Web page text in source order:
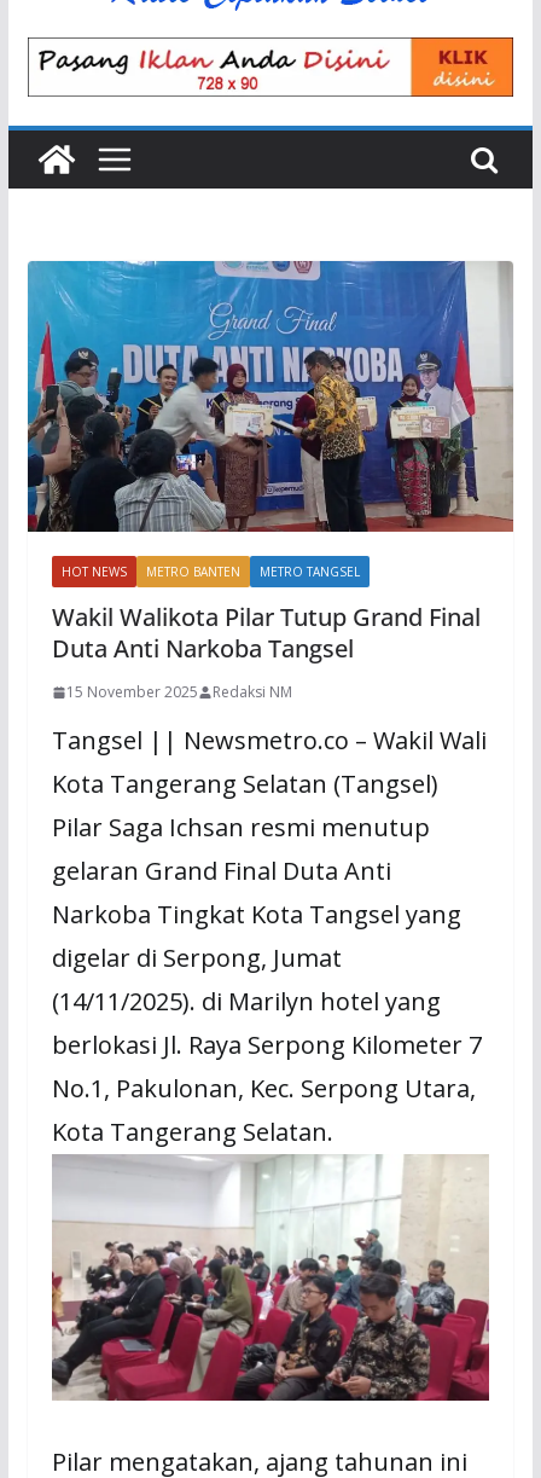
HOT NEWS METRO BANTEN METRO TANGSEL
Wakil Walikota Pilar Tutup Grand Final
Duta Anti Narkoba Tangsel
15 November 2025 Redaksi NM
Tangsel || Newsmetro.co – Wakil Wali
Kota Tangerang Selatan (Tangsel)
Pilar Saga Ichsan resmi menutup
gelaran Grand Final Duta Anti
Narkoba Tingkat Kota Tangsel yang
digelar di Serpong, Jumat
(14/11/2025). di Marilyn hotel yang
berlokasi Jl. Raya Serpong Kilometer 7
No.1, Pakulonan, Kec. Serpong Utara,
Kota Tangerang Selatan.
Pilar mengatakan, ajang tahunan ini